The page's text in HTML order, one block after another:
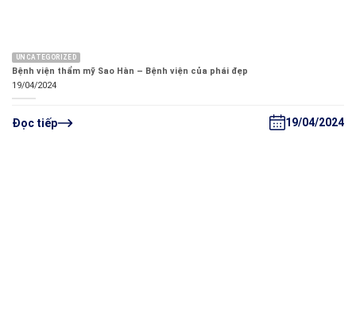
UNCATEGORIZED
Bệnh viện thẩm mỹ Sao Hàn – Bệnh viện của phái đẹp
19/04/2024
Đọc tiếp 19/04/2024